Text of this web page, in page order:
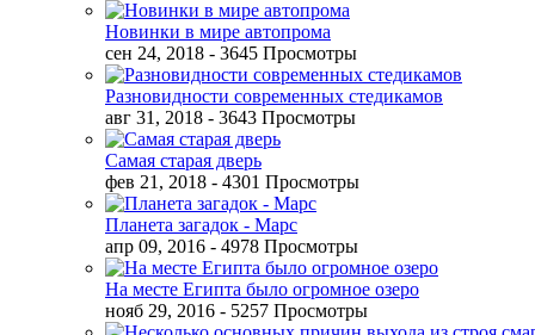
Новинки в мире автопрома
сен 24, 2018 - 3645 Просмотры
Разновидности современных стедикамов
авг 31, 2018 - 3643 Просмотры
Самая старая дверь
фев 21, 2018 - 4301 Просмотры
Планета загадок - Марс
апр 09, 2016 - 4978 Просмотры
На месте Египта было огромное озеро
нояб 29, 2016 - 5257 Просмотры